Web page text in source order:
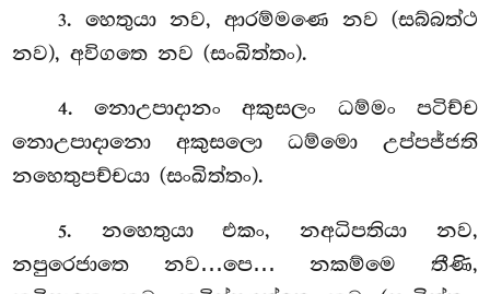
3. හෙතුයා නව, ආරම්මණෙ නව (සබ්බත්ථ
නව), අවිගතෙ නව (සංඛිත්තං).
4. නොඋපාදානං අකුසලං ධම්මං පටිච්ච
නොඋපාදානො අකුසලො ධම්මො උප්පජ්ජති
නහෙතුපච්චයා (සංඛිත්තං).
5. නහෙතුයා එකං, නඅධිපතියා නව,
නපුරෙජාතෙ නව…පෙ… නකම්මෙ තීණි,